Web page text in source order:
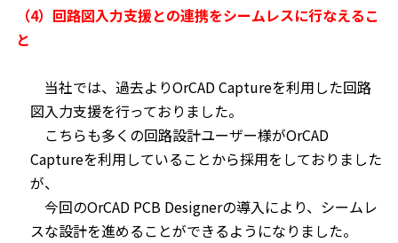
（4）回路図入力支援との連携をシームレスに行なえるこ
と
当社では、過去よりOrCAD Captureを利用した回路
図入力支援を行っておりました。
こちらも多くの回路設計ユーザー様がOrCAD
Captureを利用していることから採用をしておりました
が、
今回のOrCAD PCB Designerの導入により、シームレ
スな設計を進めることができるようになりました。